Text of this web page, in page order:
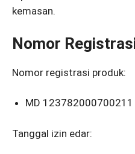
kemasan.
Nomor
Nomor registrasi produk:
MD 123782000700211
Tanggal izin edar: